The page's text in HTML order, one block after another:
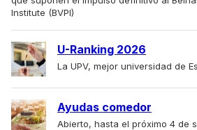
Institute (BVPI)
U-Ranking 2026
La UPV, mejor universidad de
Ayudas comedor
Abierto, hasta el próximo 4 de